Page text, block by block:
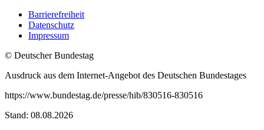
Barrierefreiheit
Datenschutz
Impressum
© Deutscher Bundestag
Ausdruck aus dem Internet-Angebot des Deutschen Bundestages
https://www.bundestag.de/presse/hib/830516-830516
Stand: 08.08.2026